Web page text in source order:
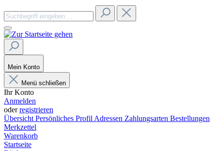
Mein Konto
Menü schließen
Ihr Konto
Anmelden
oderregistrieren
Übersicht Persönliches Profil Adressen Zahlungsarten Bestellungen
Merkzettel
Warenkorb
Startseite